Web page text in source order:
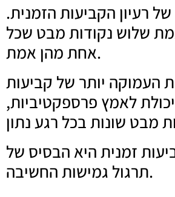
של רעיון הקביעות הזמנית.
שלוש נקודות מבט שכל
אחת מהן אמת.
העמוקה יותר של קביעות
לאמץ פרספקטיביות,
זמנית היא הבסיס של
תרגול גמישות החשיבה.